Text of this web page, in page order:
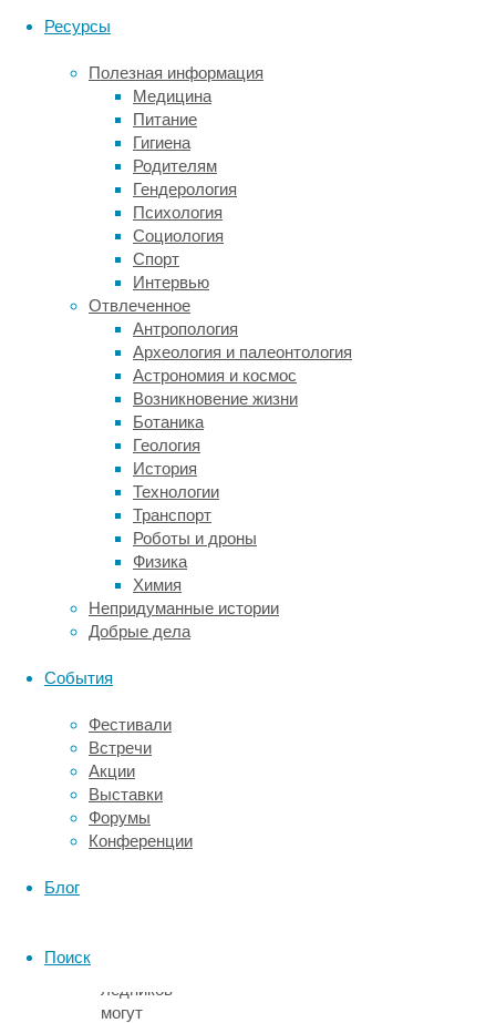
Ресурсы
Полезная информация
Медицина
Питание
Гигиена
Родителям
Гендерология
Психология
Социология
Спорт
Интервью
Отвлеченное
Антропология
Археология и палеонтология
Астрономия и космос
Возникновение жизни
Ботаника
Геология
История
Технологии
Транспорт
Роботы и дроны
Физика
Химия
Непридуманные истории
Добрые дела
События
Фестивали
Встречи
Акции
Выставки
Форумы
Конференции
Блог
Поиск
оказалось
а
не
растущим.
Возможно,
оно
никогда
не
росло"
трети
ледников
мира
могут
исчезнуть
2100
году
10/01/2023,
10/01/2023
геология
климат
общество
природа
социальные
проблемы
экология
Согласно
новому
исследованию
международной
группы
ученых,
ледников
всей
планете
сокращается
быстрее
ожидаемого.
Уже
ледников
могут